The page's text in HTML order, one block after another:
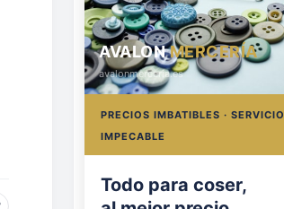
AVALONMERCERÍA
avalonmerceria.es
PRECIOS IMBATIBLES · SERVICIO
IMPECABLE
Hilos, botones